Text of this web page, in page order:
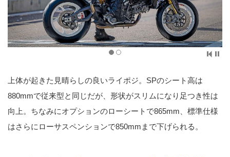
上体が起きた見晴らしの良いライポジ。SPのシート高は
880mmで従来型と同じだが、形状がスリムになり足つき性は
向上。ちなみにオプションのローシートで865mm、標準仕様
はさらにローサスペンションで850mmまで下げられる。